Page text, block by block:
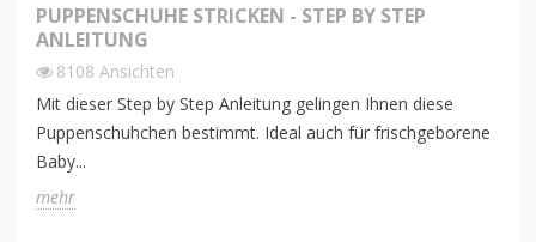
PUPPENSCHUHE STRICKEN - STEP BY STEP
ANLEITUNG
8108 Ansichten
Mit dieser Step by Step Anleitung gelingen Ihnen diese
Puppenschuhchen bestimmt. Ideal auch für frischgeborene
Baby...
mehr